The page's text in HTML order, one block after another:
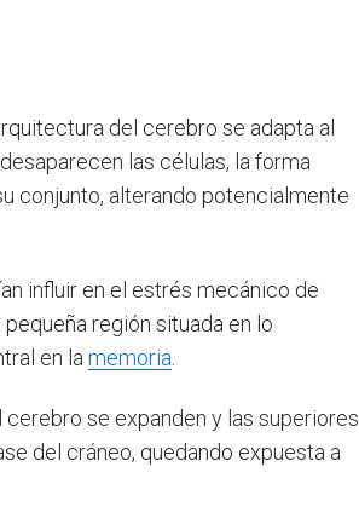
del cerebro se adapta al
las células, la forma
conjunto, alterando potencialmente
influir en el estrés mecánico de
región situada en lo
en la memoria
se expanden y las superiores
del cráneo, quedando expuesta a